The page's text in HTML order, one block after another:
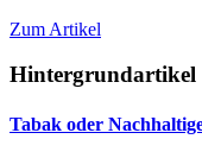
Zum Artikel
Hintergrundartikel
Tabak oder